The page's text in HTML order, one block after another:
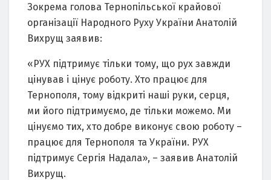
Зокрема голова Тернопільської крайової
організації Народного Руху України Анатолій
Вихрущ заявив:
«РУХ підтримує тільки тому, що рух завжди
цінував і цінує роботу. Хто працює для
Тернополя, тому відкриті наші руки, серця,
ми його підтримуємо, де тільки можемо. Ми
цінуємо тих, хто добре виконує свою роботу –
працює для Тернополя та України. РУХ
підтримує Сергія Надала», – заявив Анатолій
Вихрущ.